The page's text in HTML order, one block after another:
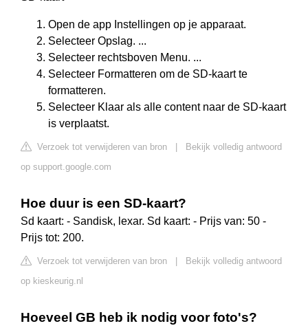
Open de app Instellingen op je apparaat.
Selecteer Opslag. ...
Selecteer rechtsboven Menu. ...
Selecteer Formatteren om de SD-kaart te
formatteren.
Selecteer Klaar als alle content naar de SD-kaart
is verplaatst.
Verzoek tot verwijderen van bron
Bekijk volledig antwoord
op support.google.com
Hoe duur is een SD-kaart?
Sd kaart: - Sandisk, lexar. Sd kaart: - Prijs van: 50 -
Prijs tot: 200.
Verzoek tot verwijderen van bron
Bekijk volledig antwoord
op kieskeurig.nl
Hoeveel GB heb ik nodig voor foto's?